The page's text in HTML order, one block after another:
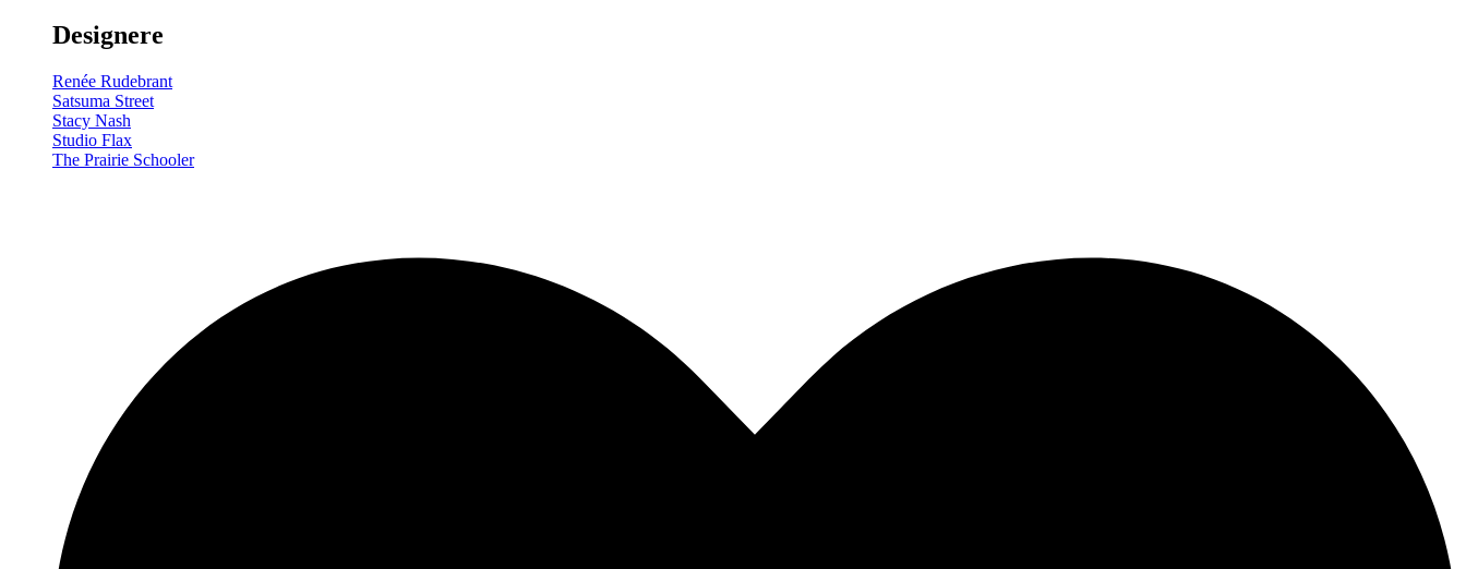
Designere
Renée Rudebrant
Satsuma Street
Stacy Nash
Studio Flax
The Prairie Schooler